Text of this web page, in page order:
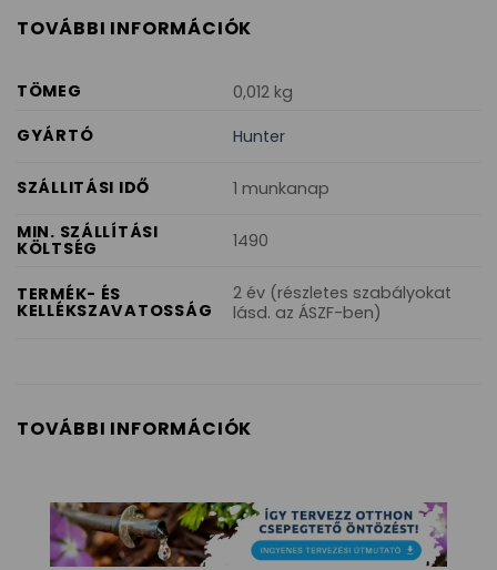
TOVÁBBI INFORMÁCIÓK
TÖMEG
0,012 kg
GYÁRTÓ
Hunter
SZÁLLITÁSI IDŐ
1 munkanap
MIN. SZÁLLÍTÁSI
KÖLTSÉG 1490
TERMÉK- ÉS
KELLÉKSZAVATOSSÁG
2 év (részletes szabályokat
lásd. az ÁSZF-ben)
TOVÁBBI INFORMÁCIÓK